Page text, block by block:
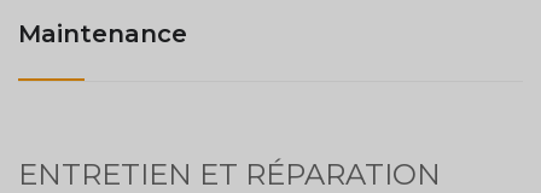
Maintenance
ENTRETIEN ET RÉPARATION